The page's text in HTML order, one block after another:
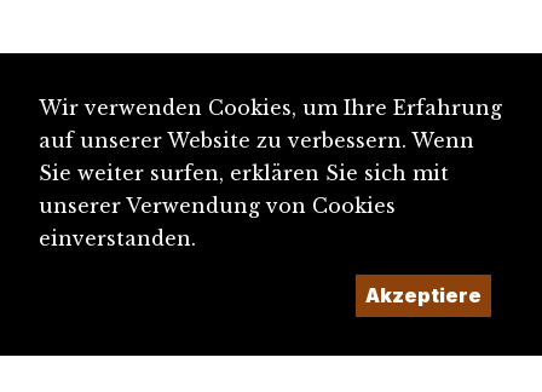
Wir verwenden Cookies, um Ihre Erfahrung
auf unserer Website zu verbessern. Wenn
Sie weiter surfen, erklären Sie sich mit
unserer Verwendung von Cookies
einverstanden.
Akzeptiere